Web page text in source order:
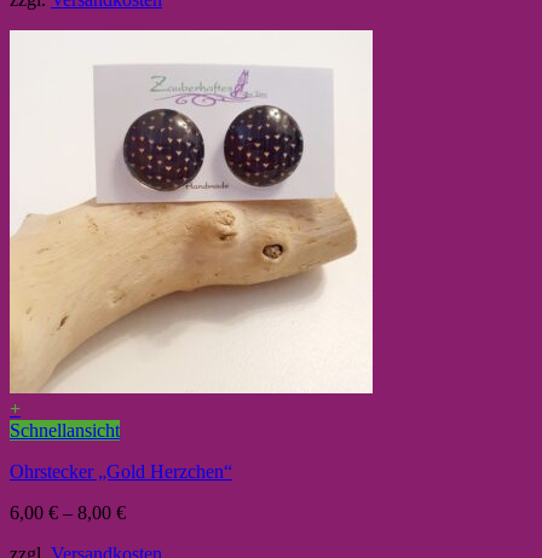
+
Schnellansicht
Ohrstecker „Gold Herzchen“
6,00 € – 8,00 €